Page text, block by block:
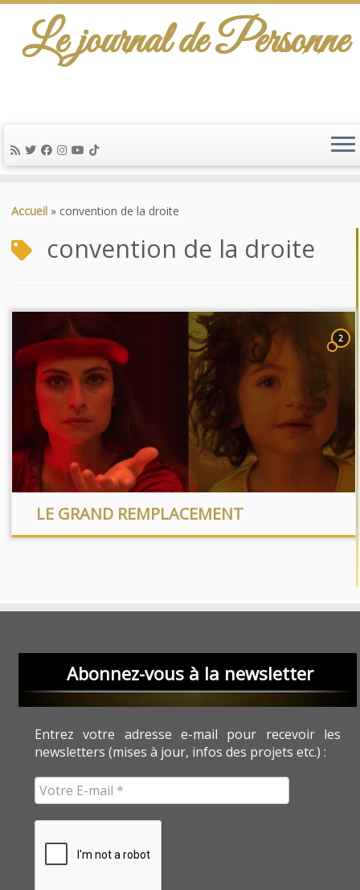
au
Le journal de Personne
Accueil » convention de la droite
convention de la droite
2
LE GRAND REMPLACEMENT
Abonnez-vous à la newsletter
Entrez votre adresse e-mail pour recevoir les
newsletters (mises à jour, infos des projets etc.) :